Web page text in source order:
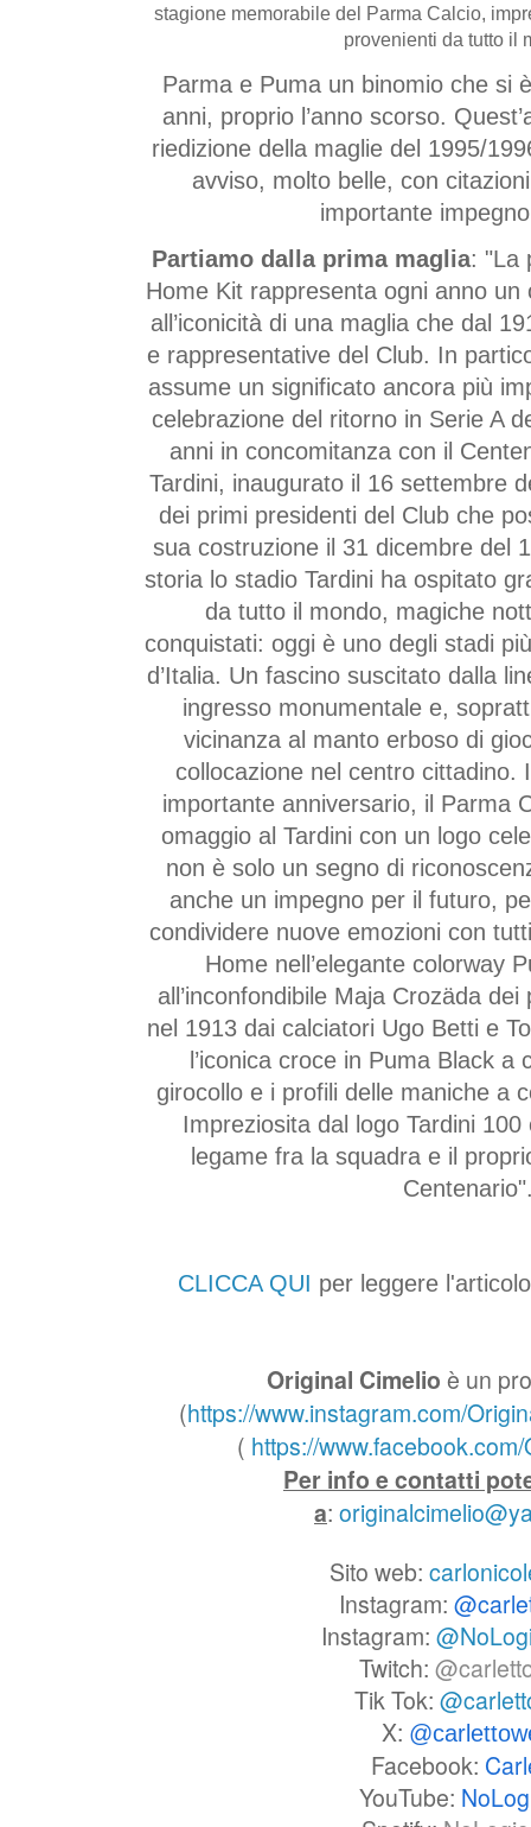
stagione memorabile del Parma Calcio,
provenienti da tutto il
Parma e Puma un binomio che si
anni, proprio l’anno scorso.
riedizione della maglie del 1995/
avviso, molto belle, con
importante
Partiamo dalla prima maglia: "La
Home Kit rappresenta ogni anno
all’iconicità di una maglia che dal
e rappresentative del Club. In
assume un significato ancora più
celebrazione del ritorno in Serie A
anni in concomitanza con il
Tardini, inaugurato il 16 settembre
dei primi presidenti del Club che
sua costruzione il 31 dicembre del
storia lo stadio Tardini ha ospitato
da tutto il mondo, magiche
conquistati: oggi è uno degli stadi
d’Italia. Un fascino suscitato dalla
ingresso monumentale e,
vicinanza al manto erboso di
collocazione nel centro cittadino.
importante anniversario, il Parma
omaggio al Tardini con un logo
non è solo un segno di
anche un impegno per il futuro,
condividere nuove emozioni con
Home nell’elegante colorway
all’inconfondibile Maja Crozäda
nel 1913 dai calciatori Ugo Betti e
l’iconica croce in Puma Black
girocollo e i profili delle maniche a
Impreziosita dal logo Tardini
legame fra la squadra e il
CLICCA QUI per leggere
Original Cimelio è un
(https://www.instagram.com/
( https://
Per info e contatti
a:
Sito web:
Instagram:
Instagram:
Twitch:
Tik Tok:
X:
Facebook:
YouTube: